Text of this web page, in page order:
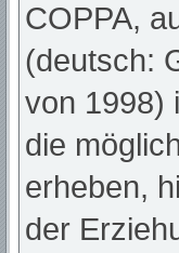
COPPA,
(deutsch:
von 1998)
die
erheben,
der